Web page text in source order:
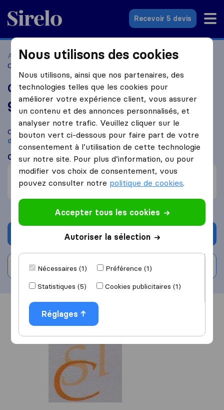
Sirelo.fr
Recevoir 5 devis
Accueil Déménageurs France
Déménageurs Perpignan
CST Les déménageurs de père en fils
CST Les déménageurs de père en fils
9,9 basé sur 107
avis Sirelo et Google
i
Comparez CST Les déménageurs de père en fils avec d'autres
déménageursà Perpignan
Ce que disent les clients
Professionnel (1)
Aide (1)
Demander un devis
Rédiger un avis
Vue d'ensemble
Nous utilisons des cookies
Nous utilisons, ainsi que nos partenaires, des
technologies telles que les cookies pour
améliorer votre expérience client, vous assurer
un contenu et des annonces personnalisés, et
analyser notre trafic. Veuillez cliquer sur le
bouton vert ci-dessous pour faire part de votre
consentement à l’utilisation de cette technologie
sur notre site. Pour plus d’information, ou pour
modifier vos choix de consentement, vous
pouvez consulter notre politique de cookies.
Accepter tous les cookies
Autoriser la sélection
Nécessaires (1)
Préférence (1)
Statistiques (5)
Cookies publicitaires (1)
Réglages